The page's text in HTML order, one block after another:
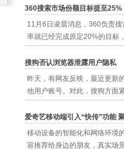
360搜索市场份额目标提至
11月6日凌晨消息，360负责
率就已经完成原定20%的目标
搜狗否认浏览器泄露用户隐私
昨天，有网友反映，最近更新
他用户账号。对此，搜狗方面
爱奇艺移动端引入“快传”功能
移动设备的智能化和网络环境
容推荐给身边的朋友，真实场